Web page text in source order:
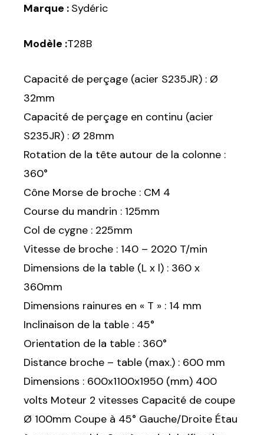
Marque : Sydéric
Modèle :T28B
Capacité de perçage (acier S235JR) : Ø
32mm
Capacité de perçage en continu (acier
S235JR) : Ø 28mm
Rotation de la tête autour de la colonne :
360°
Cône Morse de broche : CM 4
Course du mandrin : 125mm
Col de cygne : 225mm
Vitesse de broche : 140 – 2020 T/min
Dimensions de la table (L x l) : 360 x
360mm
Dimensions rainures en « T » : 14 mm
Inclinaison de la table : 45°
Orientation de la table : 360°
Distance broche – table (max.) : 600 mm
Dimensions : 600x1100x1950 (mm) 400
volts Moteur 2 vitesses Capacité de coupe
Ø 100mm Coupe à 45° Gauche/Droite Étau